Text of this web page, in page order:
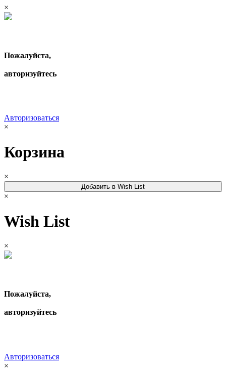
×
Пожалуйста,
авторизуйтесь
Авторизоваться
×
Корзина
×
Добавить в Wish List
×
Wish List
×
Пожалуйста,
авторизуйтесь
Авторизоваться
×